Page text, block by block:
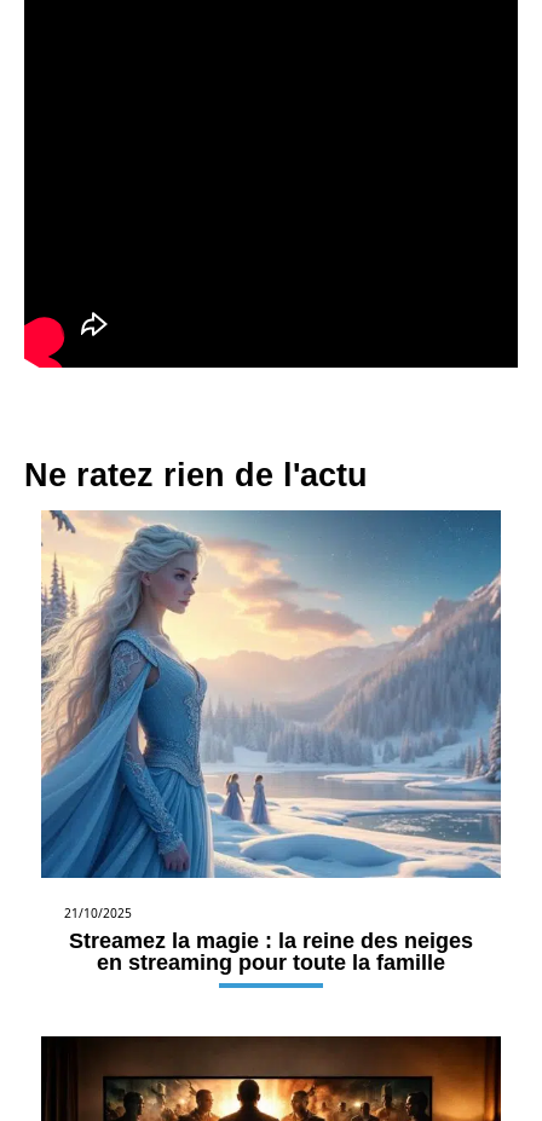
Ne ratez rien de l'actu
21/10/2025
Streamez la magie : la reine des neiges
en streaming pour toute la famille